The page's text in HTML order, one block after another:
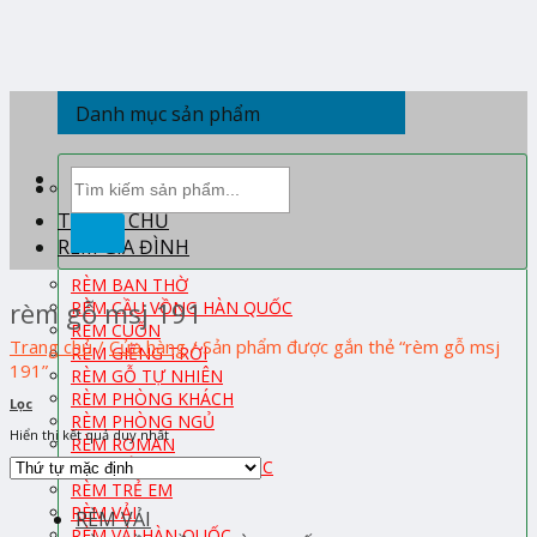
TRANG CHỦ
RÈM GIA ĐÌNH
RÈM BAN THỜ
RÈM CẦU VỒNG HÀN QUỐC
RÈM CUỐN
RÈM GIẾNG TRỜI
RÈM GỖ TỰ NHIÊN
RÈM PHÒNG KHÁCH
RÈM PHÒNG NGỦ
RÈM ROMAN
RÈM TỔ ONG HÀN QUỐC
RÈM TRẺ EM
RÈM VẢI
Danh mục sản phẩm
kiếm:
rèm gỗ msj 191
Trang chủ / Cửa hàng /Sản phẩm được gắn thẻ “rèm gỗ msj
191”
Lọc
Hiển thị kết quả duy nhất
RÈM VẢI